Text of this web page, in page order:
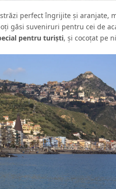
perfect îngrijite şi aranjate,
găsi suveniruri pentru cei de
pentru turişti, şi cocoţat pe